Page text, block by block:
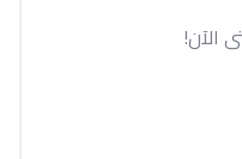
الآن!